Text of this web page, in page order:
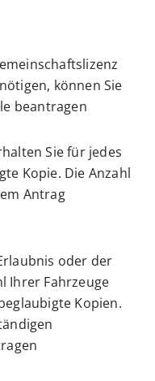
können Sie
beantragen.
Sie für jedes
Kopie. Die Anzahl
Antrag
oder der
Ihrer Fahrzeuge
Kopien.